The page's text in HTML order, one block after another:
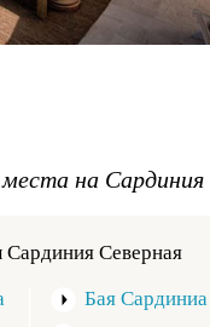
на Сардиния
Сардиния Северная
Бая Сардиниа